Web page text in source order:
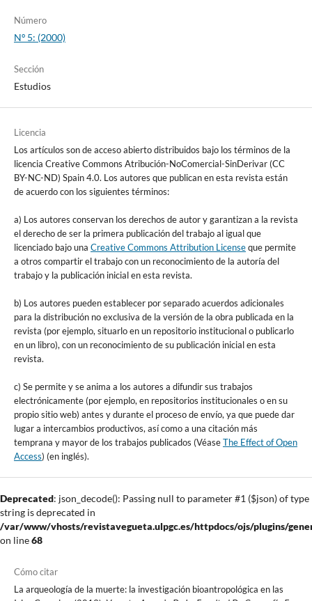
Número
Nº 5: (2000)
Sección
Estudios
Licencia
Los artículos son de acceso abierto distribuidos bajo los términos de la
licencia Creative Commons Atribución-NoComercial-SinDerivar (CC
BY-NC-ND) Spain 4.0. Los autores que publican en esta revista están
de acuerdo con los siguientes términos:
a) Los autores conservan los derechos de autor y garantizan a la revista
el derecho de ser la primera publicación del trabajo al igual que
licenciado bajo una Creative Commons Attribution Licenseque permite
a otros compartir el trabajo con un reconocimiento de la autoría del
trabajo y la publicación inicial en esta revista.
b) Los autores pueden establecer por separado acuerdos adicionales
para la distribución no exclusiva de la versión de la obra publicada en la
revista (por ejemplo, situarlo en un repositorio institucional o publicarlo
en un libro), con un reconocimiento de su publicación inicial en esta
revista.
c) Se permite y se anima a los autores a difundir sus trabajos
electrónicamente (por ejemplo, en repositorios institucionales o en su
propio sitio web) antes y durante el proceso de envío, ya que puede dar
lugar a intercambios productivos, así como a una citación más
temprana y mayor de los trabajos publicados (VéaseThe Effect of Open
Access) (en inglés).
Deprecated: json_decode(): Passing null to parameter #1 ($json) of type
string is deprecated in
/var/www/vhosts/revistavegueta.ulpgc.es/httpdocs/ojs/plugins/
on line68
Cómo citar
La arqueología de la muerte: la investigación bioantropológica en las